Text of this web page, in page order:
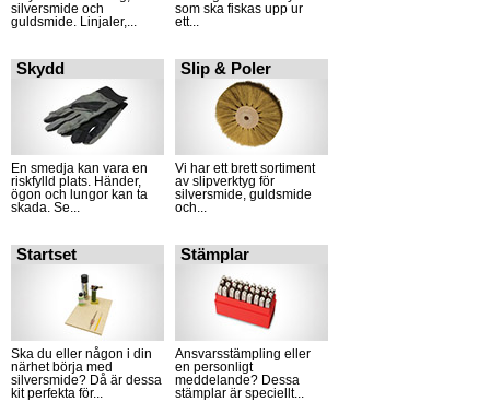
silversmide och
guldsmide. Linjaler,...
som ska fiskas upp ur
ett...
Skydd
En smedja kan vara en
riskfylld plats. Händer,
ögon och lungor kan ta
skada. Se...
Slip & Poler
Vi har ett brett sortiment
av slipverktyg för
silversmide, guldsmide
och...
Startset
Ska du eller någon i din
närhet börja med
silversmide? Då är dessa
kit perfekta för...
Stämplar
Ansvarsstämpling eller
en personligt
meddelande? Dessa
stämplar är speciellt...